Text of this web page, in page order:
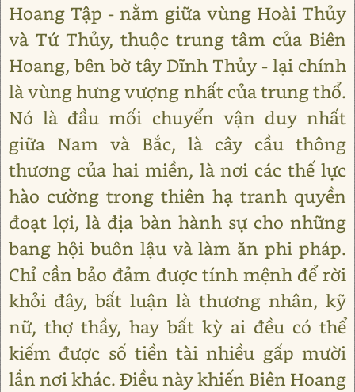
Hoang Tập - nằm giữa vùng Hoài Thủy
và Tứ Thủy, thuộc trung tâm của Biên
Hoang, bên bờ tây Dĩnh Thủy - lại chính
là vùng hưng vượng nhất của trung thổ.
Nó là đầu mối chuyển vận duy nhất
giữa Nam và Bắc, là cây cầu thông
thương của hai miền, là nơi các thế lực
hào cường trong thiên hạ tranh quyền
đoạt lợi, là địa bàn hành sự cho những
bang hội buôn lậu và làm ăn phi pháp.
Chỉ cần bảo đảm được tính mệnh để rời
khỏi đây, bất luận là thương nhân, kỹ
nữ, thợ thầy, hay bất kỳ ai đều có thể
kiếm được số tiền tài nhiều gấp mười
lần nơi khác. Điều này khiến Biên Hoang